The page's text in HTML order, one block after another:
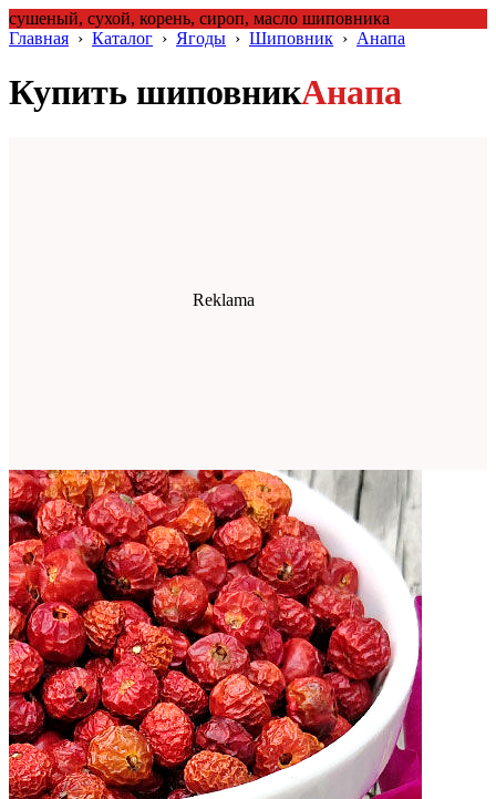
сушеный, сухой, корень, сироп, масло шиповника
Главная › Каталог › Ягоды › Шиповник › Анапа
Купить шиповникАнапа